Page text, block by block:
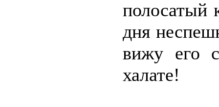
полосатый
дня
вижу его
халате!